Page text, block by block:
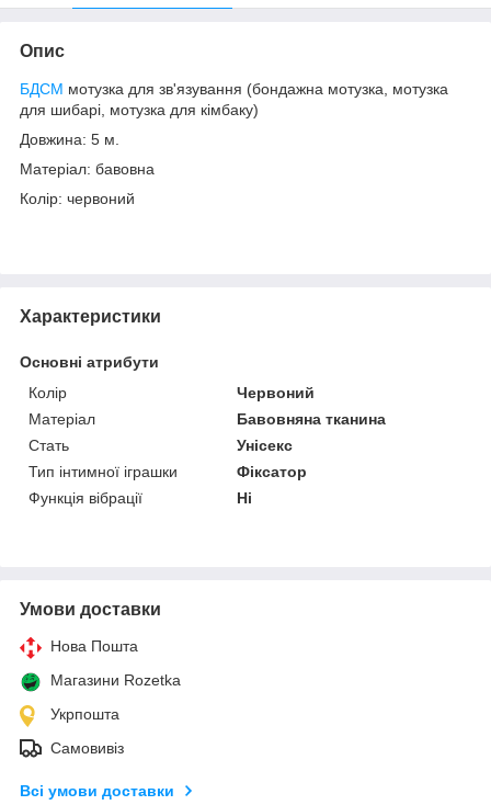
Опис
БДСМ мотузка для зв'язування (бондажна мотузка, мотузка
для шибарі, мотузка для кімбаку)
Довжина: 5 м.
Матеріал: бавовна
Колір: червоний
Характеристики
Основні атрибути
Колір
Червоний
Матеріал
Бавовняна тканина
Стать
Унісекс
Тип інтимної іграшки
Фіксатор
Функція вібрації
Ні
Умови доставки
Нова Пошта
Магазини Rozetka
Укрпошта
Самовивіз
Всі умови доставки